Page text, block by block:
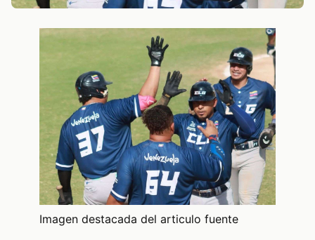
Imagen destacada del articulo fuente